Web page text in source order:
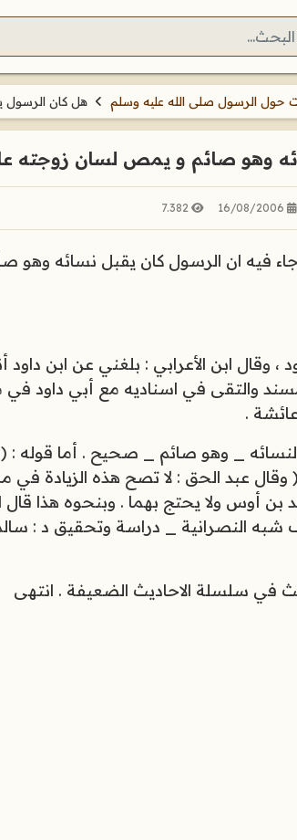
حول الرسول صلى الله عليه وسلم هل كان الرسول
وهو صائم و يمص لسان زوجته
16/08/2006
7.382
فيه ان الرسول كان يقبل نسائه وهو
وقال ابن الأعرابي : بلغني عن ابن داود
والتقى في اسناديه مع أبي داود في
.
لنسائه _ وهو صائم _ صحيح . أما قوله
وقال عبد الحق : لا تصح هذه الزيادة في
أوس ولا يحتج بهما . وبنحوه هذا
شبه النصرانية _ دراسة وتحقيق د :
في سلسلة الاحاديث الضعيفة . انتهى